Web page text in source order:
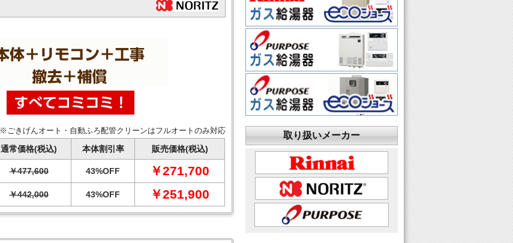
※ごきげんオート・自動ふろ配管クリーンはフルオートのみ対応
通常価格(税込) 本体割引率 販売価格(税込)
￥477,600 43%OFF ￥271,700
￥442,000 43%OFF ￥251,900
取り扱いメーカー